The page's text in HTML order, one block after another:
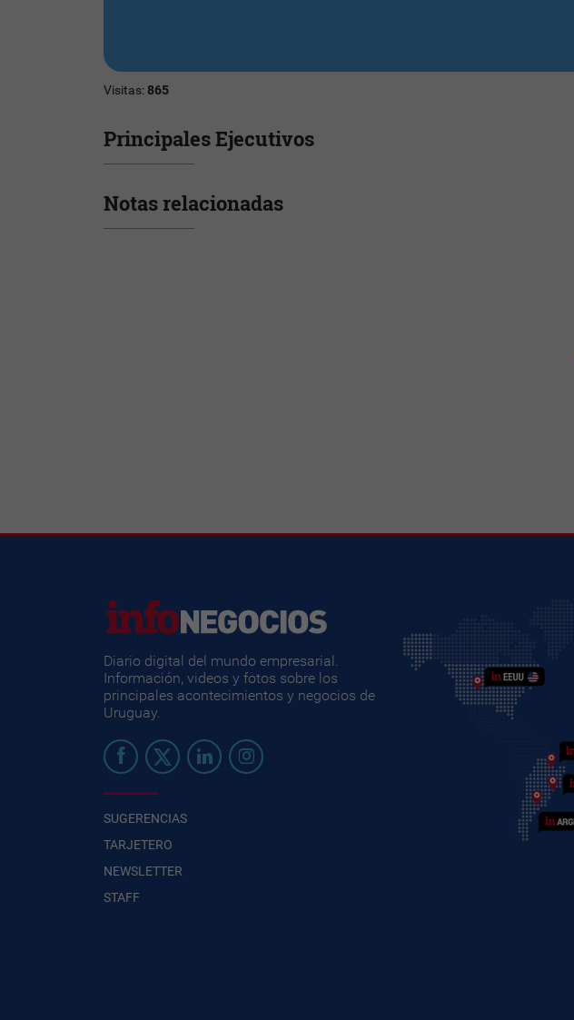
Visitas: 865
Principales Ejecutivos
Notas relacionadas
Diario digital del mundo empresarial.
Información, videos y fotos sobre los
principales acontecimientos y negocios de
Uruguay.
SUGERENCIAS
TARJETERO
NEWSLETTER
STAFF